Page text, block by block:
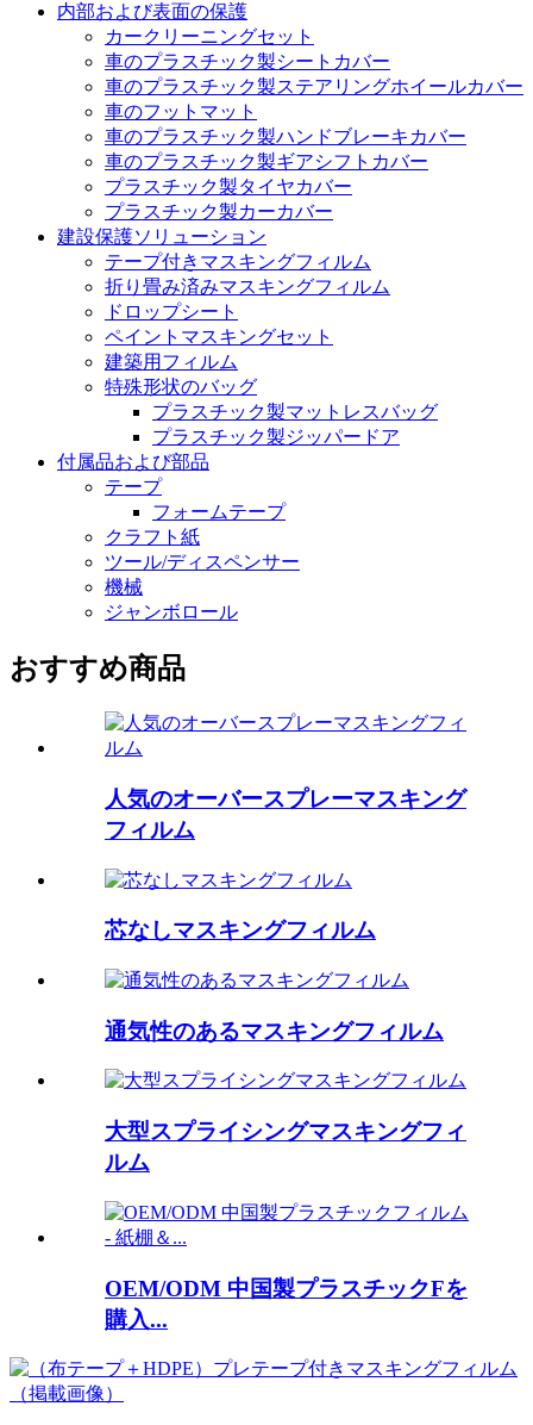
内部および表面の保護
カークリーニングセット
車のプラスチック製シートカバー
車のプラスチック製ステアリングホイールカバー
車のフットマット
車のプラスチック製ハンドブレーキカバー
車のプラスチック製ギアシフトカバー
プラスチック製タイヤカバー
プラスチック製カーカバー
建設保護ソリューション
テープ付きマスキングフィルム
折り畳み済みマスキングフィルム
ドロップシート
ペイントマスキングセット
建築用フィルム
特殊形状のバッグ
プラスチック製マットレスバッグ
プラスチック製ジッパードア
付属品および部品
テープ
フォームテープ
クラフト紙
ツール/ディスペンサー
機械
ジャンボロール
おすすめ商品
人気のオーバースプレーマスキング
フィルム
芯なしマスキングフィルム
通気性のあるマスキングフィルム
大型スプライシングマスキングフィ
ルム
OEM/ODM 中国製プラスチックFを
購入...